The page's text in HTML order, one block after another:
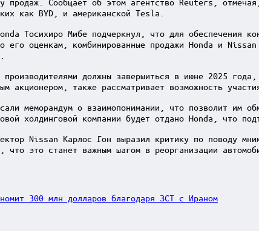
как BYD, и американской Tesla.
Тосихиро Мибе подчеркнул, что для обеспечения
его оценкам, комбинированные продажи Honda и
производителями должны завершиться в июне 2025
акционером, также рассматривает возможность
меморандум о взаимопонимании, что позволит им
холдинговой компании будет отдано Honda, что
Nissan Карлос Гон выразил критику по поводу
что это станет важным шагом в реорганизации
300 млн долларов благодаря ЗСТ с Ираном